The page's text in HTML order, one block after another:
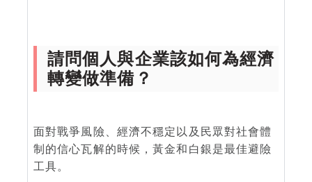
請問個人與企業該如何為經濟
轉變做準備？
面對戰爭風險、經濟不穩定以及民眾對社會體
制的信心瓦解的時候，黃金和白銀是最佳避險
工具。